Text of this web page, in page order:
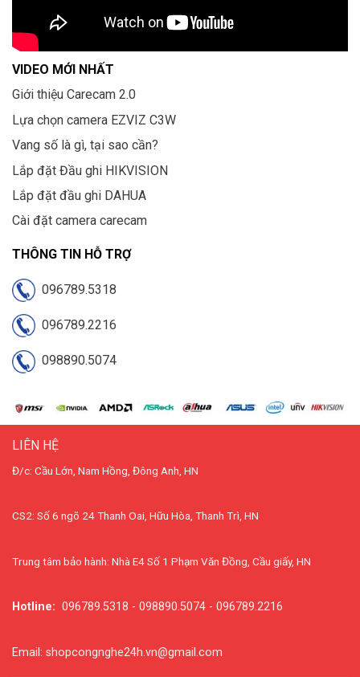
VIDEO MỚI NHẤT
Giới thiệu Carecam 2.0
Lựa chọn camera EZVIZ C3W
Vang số là gì, tại sao cần?
Lắp đặt Đầu ghi HIKVISION
Lắp đặt đầu ghi DAHUA
Cài đặt camera carecam
THÔNG TIN HỖ TRỢ
096789.5318
096789.2216
098890.5074
LIÊN HỆ
Đ/c: Cầu Lớn, Nam Hồng, Đông Anh, HN
CS2: Số 6 ngõ 24 Thanh Oai, Hữu Hòa, Thanh Trì, HN
Trung tâm bảo hành: Nhà E4 Số 1 Phạm Văn Đồng, Cầu giấy, HN
Hotline: 096789.5318 - 098890.5074 - 096789.2216
Email: shopcongnghe24h.vn@gmail.com